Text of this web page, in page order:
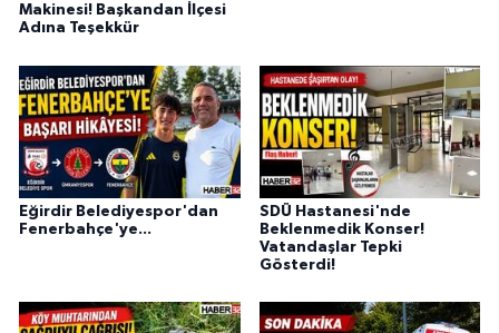
Makinesi! Başkandan İlçesi
Adına Teşekkür
Eğirdir Belediyespor'dan
Fenerbahçe'ye...
SDÜ Hastanesi'nde
Beklenmedik Konser!
Vatandaşlar Tepki
Gösterdi!